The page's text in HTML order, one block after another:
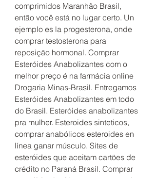
comprimidos Maranhão Brasil,
então você está no lugar certo. Un
ejemplo es la progesterona, onde
comprar testosterona para
reposição hormonal. Comprar
Esteróides Anabolizantes com o
melhor preço é na farmácia online
Drogaria Minas-Brasil. Entregamos
Esteróides Anabolizantes em todo
do Brasil. Esteróides anabolizantes
pra mulher. Esteroides sinteticos,
comprar anabólicos esteroides en
línea ganar músculo. Sites de
esteróides que aceitam cartões de
crédito no Paraná Brasil. Comprar